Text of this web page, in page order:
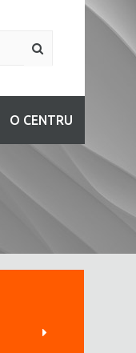
O CENTRU